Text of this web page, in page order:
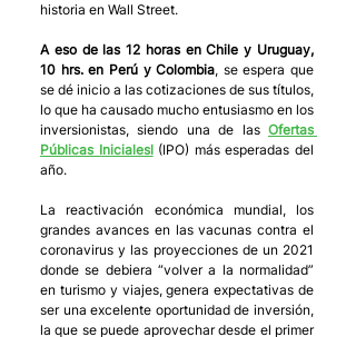
historia en Wall Street.
A eso de las 12 horas en Chile y Uruguay,
10 hrs. en Perú y Colombia, se espera que
se dé inicio a las cotizaciones de sus títulos,
lo que ha causado mucho entusiasmo en los
inversionistas, siendo una de las Ofertas
Públicas Inicialesl (IPO) más esperadas del
año.
La reactivación económica mundial, los
grandes avances en las vacunas contra el
coronavirus y las proyecciones de un 2021
donde se debiera “volver a la normalidad”
en turismo y viajes, genera expectativas de
ser una excelente oportunidad de inversión,
la que se puede aprovechar desde el primer